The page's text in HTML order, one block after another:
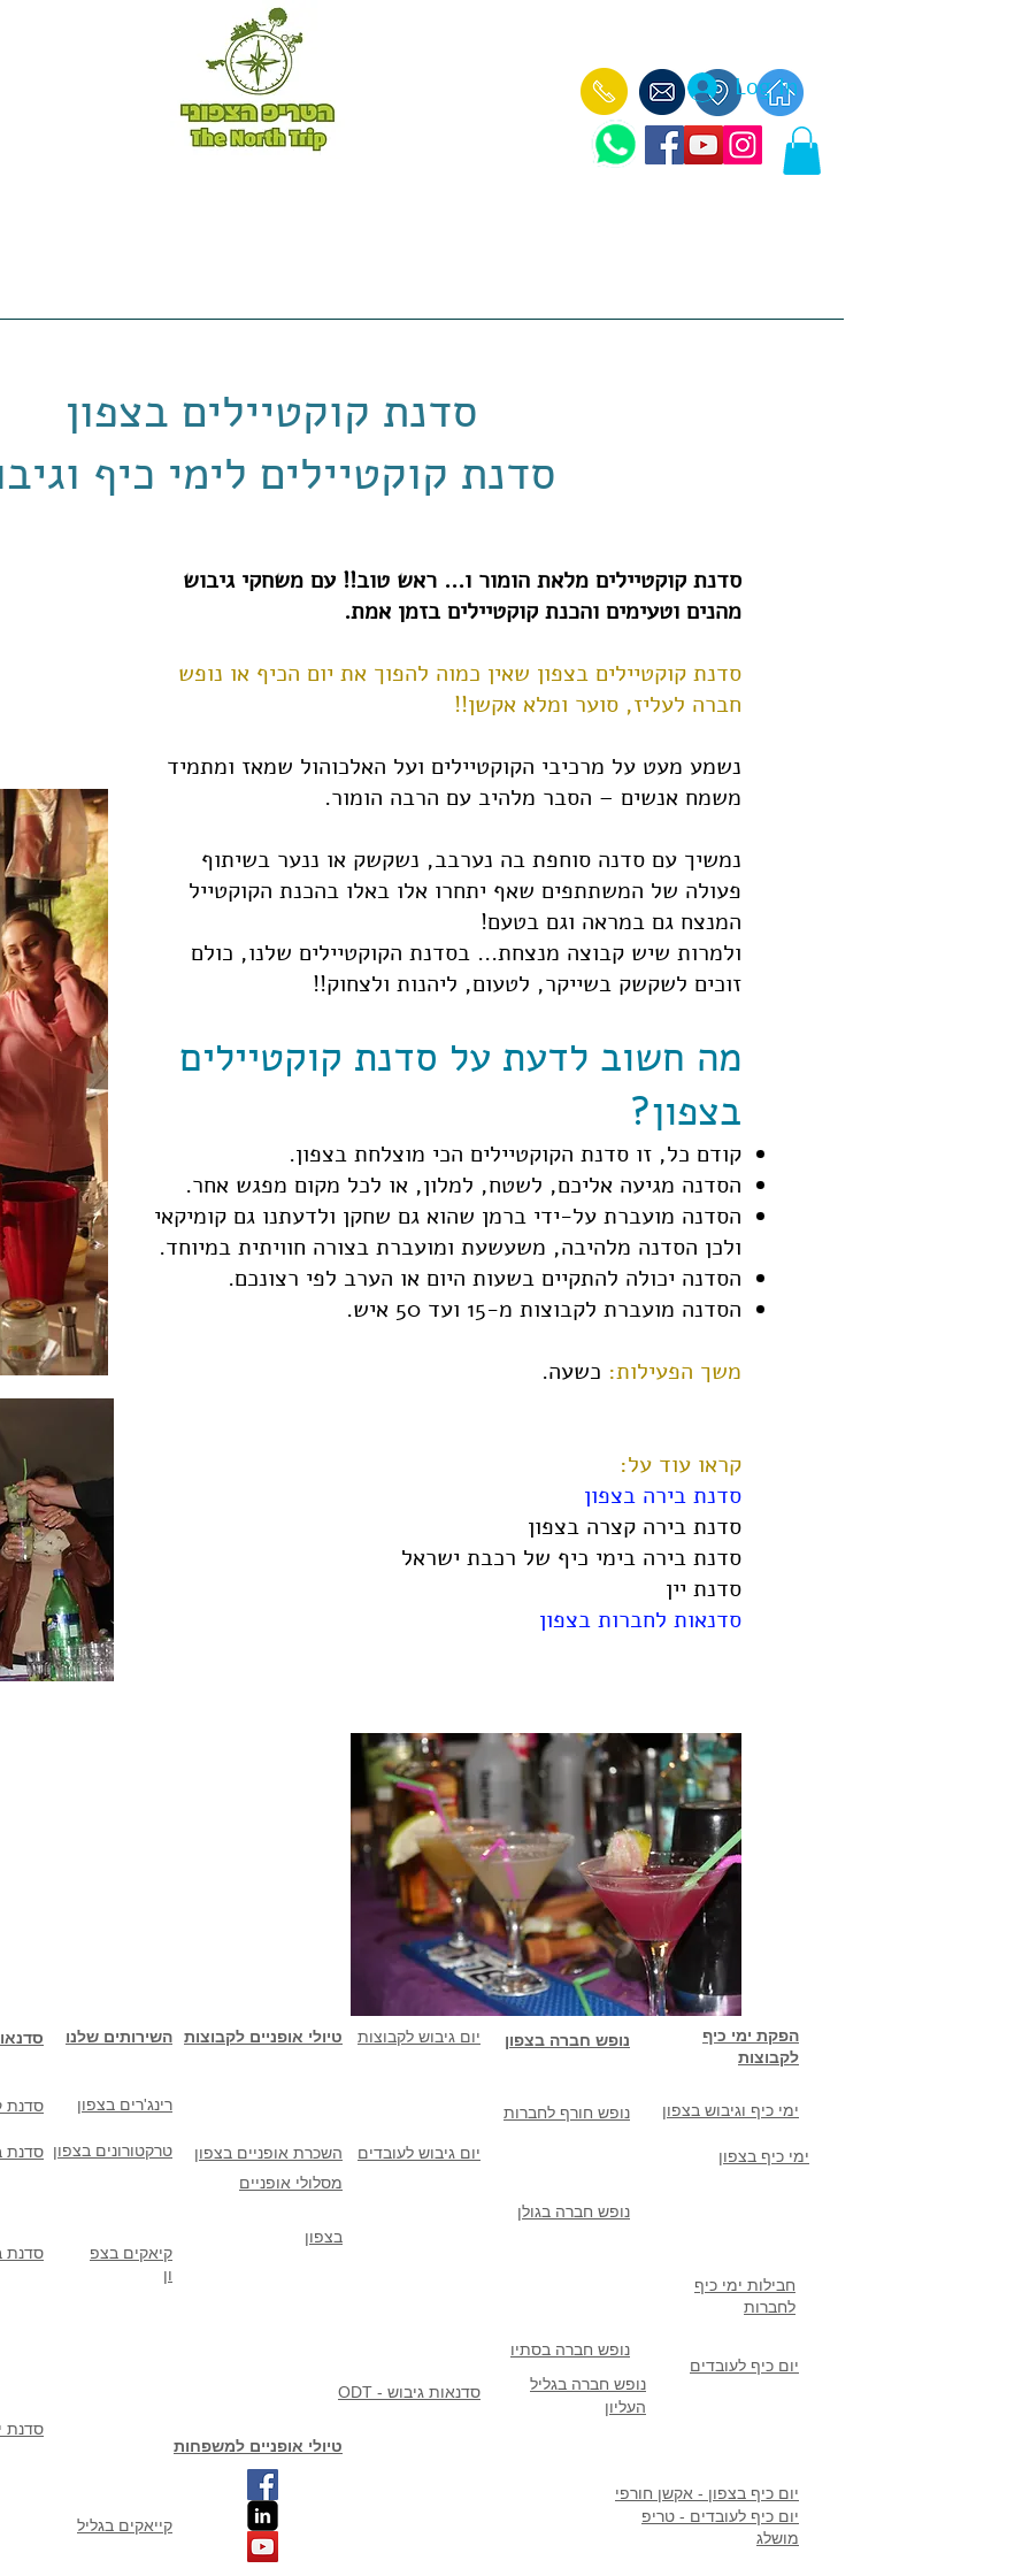
Log In
סדנת קוקטיילים בצפון
סדנת קוקטיילים לימי כיף
סדנת קוקטיילים מלאת הומור ו... ראש טוב!! עם משחקי גיבוש
מהנים וטעימים והכנת קוקטיילים בזמן אמת.
סדנת קוקטיילים בצפון שאין כמוה להפוך את יום הכיף או נופש
חברה לעליז, סוער ומלא אקשן!!
נשמע מעט על מרכיבי הקוקטיילים ועל האלכוהול שמאז ומתמיד
משמח אנשים – הסבר מלהיב עם הרבה הומור.
נמשיך עם סדנה סוחפת בה נערבב, נשקשק או ננער בשיתוף
פעולה של המשתתפים שאף יתחרו אלו באלו בהכנת הקוקטייל
המנצח גם במראה וגם בטעם!
ולמרות שיש קבוצה מנצחת... בסדנת הקוקטיילים שלנו, כולם
זוכים לשקשק בשייקר, לטעום, ליהנות ולצחוק!!
מה חשוב לדעת על סדנת קוקטיילים
בצפון?
קודם כל, זו סדנת הקוקטיילים הכי מוצלחת בצפון.
הסדנה מגיעה אליכם, לשטח, למלון, או לכל מקום מפגש אחר.
הסדנה מועברת על-ידי ברמן שהוא גם שחקן ולדעתנו גם קומיקאי
ולכן הסדנה מלהיבה, משעשעת ומועברת בצורה חוויתית במיוחד.
הסדנה יכולה להתקיים בשעות היום או הערב לפי רצונכם.
הסדנה מועברת לקבוצות מ-15 ועד 50 איש.
משך הפעילות: כשעה.
קראו עוד על:
סדנת בירה בצפון
סדנת בירה קצרה בצפון
סדנת בירה בימי כיף של רכבת ישראל
סדנת יין
סדנאות לחברות בצפון
השירותים שלנו טיולי אופניים לקבוצות יום גיבוש לקבוצות
רינג'רים בצפון סדנת
טרקטורונים בצפון סדנת
סדנת
קיאקים בצפ
ון
השכרת אופניים בצפון
מסלולי אופניים
בצפון
יום גיבוש לעובדים
סדנת
ODT - סדנאות גיבוש
טיולי אופניים למשפחות
קייאקים בגליל
נופש חברה בצפון
הפקת ימי כיף
לקבוצות
נופש חורף לחברות ימי כיף וגיבוש בצפון
ימי כיף בצפון
נופש חברה בגולן
חבילות ימי כיף
לחברות
נופש חברה בסתיו
נופש חברה בגליל
העליון
יום כיף לעובדים
יום כיף בצפון - אקשן חורפי
יום כיף לעובדים - טריפ
מושלג